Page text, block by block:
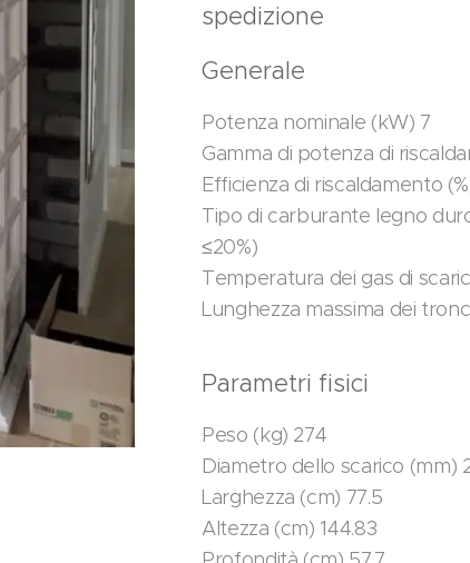
spedizione
Generale
Potenza nominale (kW) 7
Gamma di potenza di
Efficienza di riscaldamento
Tipo di carburante legno
≤20%)
Temperatura dei gas di
Lunghezza massima dei
Parametri fisici
Peso (kg) 274
Diametro dello scarico (mm)
Larghezza (cm) 77.5
Altezza (cm) 144.83